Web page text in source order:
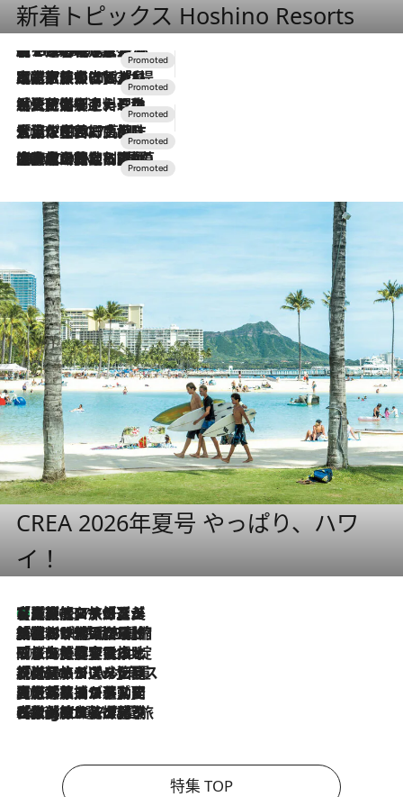
新着トピックス Hoshino Resorts
2026.8.7
【トンボの足水浴】ヒノキの香りに包まれて涼感マックス！約13℃の湧水かけ流しを避暑地「星野温泉 トンボの湯」で体験
2026.7.31
【ホテル帰省】という選択肢をOMOが提案。家族とほどよい距離を保つには「昼は実家、夜は気兼ねなくホテルで！」
2026.7.24
【夏限定ディナーコース】旬を迎える稚鮎や花ズッキーニなどをイタリア・トスカーナの郷土料理の手法で満喫！
2026.7.17
「土佐和ハーブかき氷」がOMO7高知に登場！生姜、山椒、大葉など目にも舌にも涼を呼ぶ郷土の味
2026.7.10
NEW OPEN！【界 草津】名湯の地に誕生。趣の異なる2種の温泉と上州ならではの会席・蕎麦割烹など美食を味わう究極の癒やし旅
CREA 2026年夏号 やっぱり、ハワ
イ！
2026.8.7
【厳選旅コスメ】「多機能アイテムがメイン！」旅好き美容エディターが選んだ夏旅ベストコスメを発表【Mサイズジップ】
2026.8.6
「荷物が増えるほど旅ストレスは増す」美容ジャーナリストがたどり着いた最終結論。“化粧品を劇的に減らす”感動の凝縮美容とは
2026.8.6
「旅先には金髪ウィッグを持参」日本と同じメイクでは損してる!? 美容ジャーナリストが提案する“掟破りの旅美容”とは
2026.8.6
【厳選旅コスメ】「身軽さ＆UV対策重視！」ヘアアーティストshucoが選んだ夏旅ベストコスメを発表【Mサイズジップ】
2026.8.5
【厳選旅コスメ】国内をあちこち移動する河井菜摘が選んだ夏旅ベストコスメ発表！「リラックスアイテムはマスト」【Mサイズジップ】
2026.8.4
【厳選旅コスメ】「紫外線＆乾燥対策しながらメイク感も！」ヘア＆メイクGeorgeが選んだ夏旅ベストコスメを発表！【Mサイズジップ】
特集 TOP